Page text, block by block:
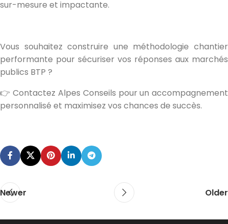
sur-mesure et impactante.
Vous souhaitez construire une méthodologie chantier
performante pour sécuriser vos réponses aux marchés
publics BTP ?
👉 Contactez Alpes Conseils pour un accompagnement
personnalisé et maximisez vos chances de succès.
Newer Older